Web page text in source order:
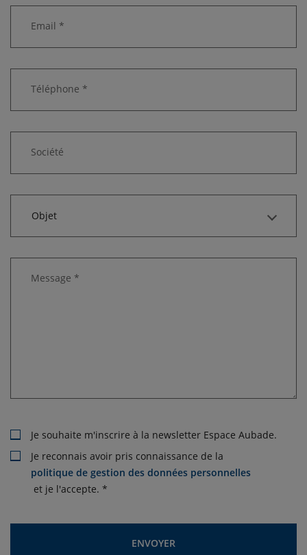
Email *
Téléphone *
Société
Objet
Message *
Je souhaite m'inscrire à la newsletter Espace Aubade.
Je reconnais avoir pris connaissance de la
politique de gestion des données personnelles
et je l'accepte. *
ENVOYER